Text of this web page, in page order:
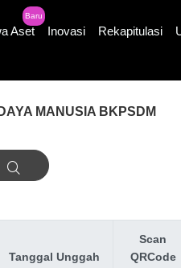
Aset
Baru
Inovasi Rekapitulasi
MANUSIA BKPSDM
Tanggal Unggah
Scan
QRCode